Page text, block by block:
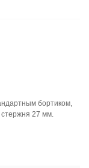
бортиком,
27 мм.